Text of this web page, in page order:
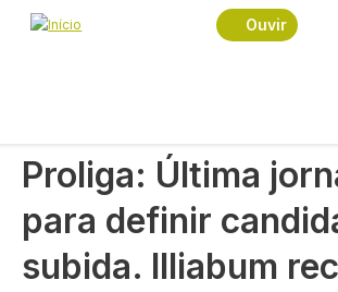
Passar para o conteúdo principal
Ouvir
Navegação estrutural
Início
Desporto
Proliga: Última jornada para definir
Proliga: Última
para definir
subida. Illiabum